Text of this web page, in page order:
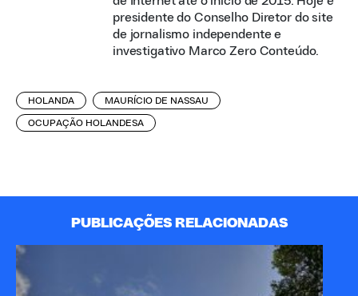
presidente do Conselho Diretor do site
de jornalismo independente e
investigativo Marco Zero Conteúdo.
HOLANDA MAURÍCIO DE NASSAU
OCUPAÇÃO HOLANDESA
PUBLICAÇÕES RELACIONADAS